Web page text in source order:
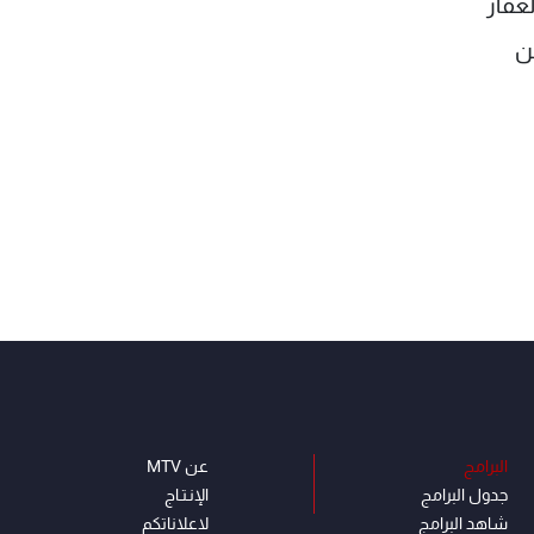
عن
البرامج
جدول البرامج
شاهد البرامج
عن MTV
الإنـتـاج
لاعلاناتكم